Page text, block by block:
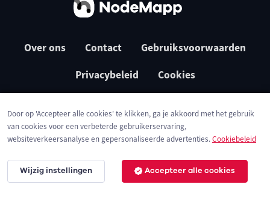
Over ons Contact Gebruiksvoorwaarden
Privacybeleid Cookies
© 2026 NodeMapp BV
Door op 'Accepteer alle cookies' te klikken, ga je akkoord met het gebruik
van cookies voor een verbeterde gebruikerservaring,
websiteverkeersanalyse en gepersonaliseerde advertenties.Cookiebeleid
Wijzig instellingen Accepteer alle cookies